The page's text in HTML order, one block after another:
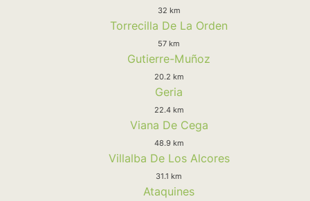
32 km
Torrecilla De La Orden
57 km
Gutierre-Muñoz
20.2 km
Geria
22.4 km
Viana De Cega
48.9 km
Villalba De Los Alcores
31.1 km
Ataquines